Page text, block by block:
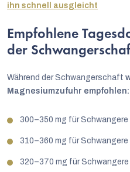
ihn schnell ausgleicht
Empfohlene
der
Während der Schwangerschaft
Magnesiumzufuhr empfohlen:
300–350 mg für Schwangere
310–360 mg für
320–370 mg für Schwangere